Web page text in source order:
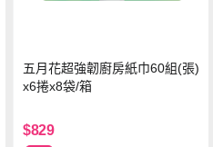
五月花超強韌廚房紙巾60組(張)
x6捲x8袋/箱
$829